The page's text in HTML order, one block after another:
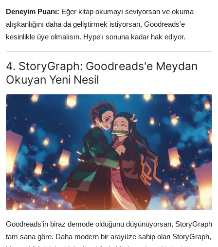
Deneyim Puanı: Eğer kitap okumayı seviyorsan ve okuma
alışkanlığını daha da geliştirmek istiyorsan, Goodreads'e
kesinlikle üye olmalısın. Hype'ı sonuna kadar hak ediyor.
4. StoryGraph: Goodreads'e Meydan
Okuyan Yeni Nesil
Goodreads'in biraz demode olduğunu düşünüyorsan, StoryGraph
tam sana göre. Daha modern bir arayüze sahip olan StoryGraph,